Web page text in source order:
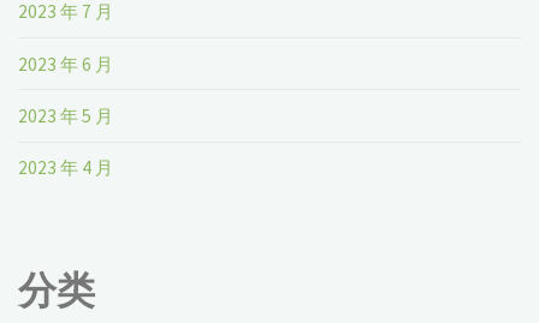
2023 年 7 月
2023 年 6 月
2023 年 5 月
2023 年 4 月
分类